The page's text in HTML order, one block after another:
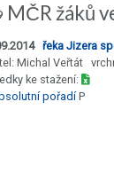
MČR žáků
řeka Jizera
Michal Veřtát
ke stažení:
pořadíP